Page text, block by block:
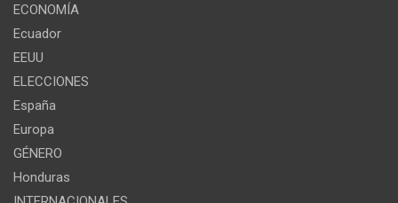
ECONOMÍA
Ecuador
EEUU
ELECCIONES
España
Europa
GÉNERO
Honduras